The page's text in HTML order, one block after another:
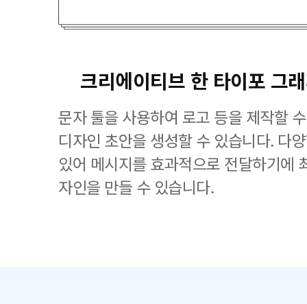
크리에이티브 한 타이포 그
문자 툴을 사용하여 로고 등을 제작할
디자인 초안을 생성할 수 있습니다. 다
있어 메시지를 효과적으로 전달하기에
자인을 만들 수 있습니다.